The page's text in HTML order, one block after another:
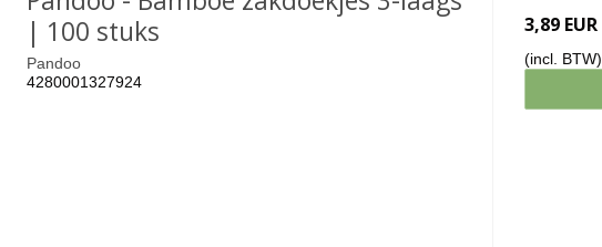
| 100 stuks
Pandoo
4280001327924
3,89 EUR
(incl. BTW)